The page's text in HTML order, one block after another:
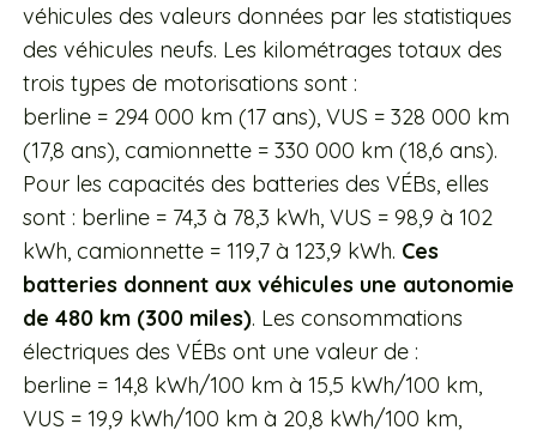
véhicules des valeurs données par les statistiques
des véhicules neufs. Les kilométrages totaux des
trois types de motorisations sont :
berline = 294 000 km (17 ans), VUS = 328 000 km
(17,8 ans), camionnette = 330 000 km (18,6 ans).
Pour les capacités des batteries des VÉBs, elles
sont : berline = 74,3 à 78,3 kWh, VUS = 98,9 à 102
kWh, camionnette = 119,7 à 123,9 kWh. Ces
batteries donnent aux véhicules une autonomie
de 480 km (300 miles). Les consommations
électriques des VÉBs ont une valeur de :
berline = 14,8 kWh/100 km à 15,5 kWh/100 km,
VUS = 19,9 kWh/100 km à 20,8 kWh/100 km,